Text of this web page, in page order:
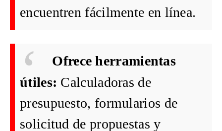
encuentren fácilmente en línea.
Ofrece herramientas
útiles: Calculadoras de
presupuesto, formularios de
solicitud de propuestas y